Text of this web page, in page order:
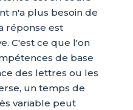
n'a plus besoin de
réponse est
C'est ce que l'on
de base
des lettres ou les
un temps de
variable peut